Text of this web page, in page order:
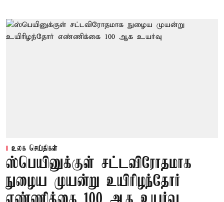
உலக செய்திகள்
ஸ்பெயினுக்குள் சட்டவிரோதமாக
நுழைய முயன்று உயிரிழந்தோர்